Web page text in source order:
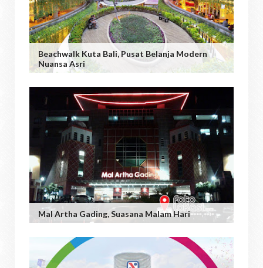
Beachwalk Kuta Bali, Pusat Belanja Modern
Nuansa Asri
Mal Artha Gading, Suasana Malam Hari